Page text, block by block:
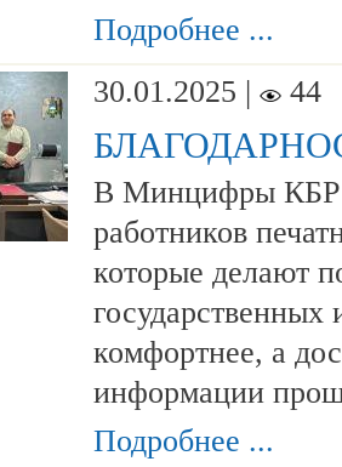
Подробнее ...
30.01.2025 |
44
В Минцифры КБР
работников
которые делают
комфортнее, а
информации
Подробнее ...